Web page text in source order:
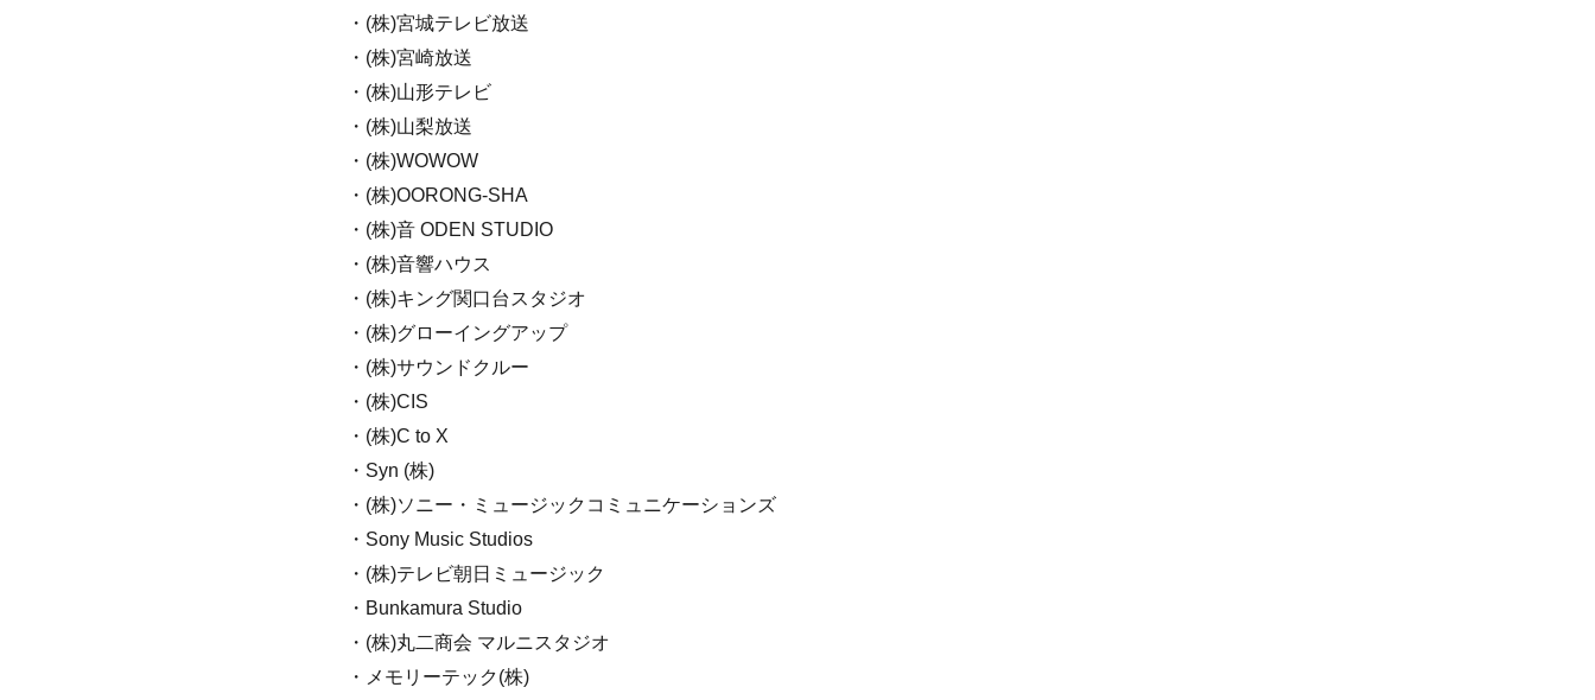
・(株)宮城テレビ放送
・(株)宮崎放送
・(株)山形テレビ
・(株)山梨放送
・(株)WOWOW
・(株)OORONG-SHA
・(株)音 ODEN STUDIO
・(株)音響ハウス
・(株)キング関口台スタジオ
・(株)グローイングアップ
・(株)サウンドクルー
・(株)CIS
・(株)C to X
・Syn (株)
・(株)ソニー・ミュージックコミュニケーションズ
・Sony Music Studios
・(株)テレビ朝日ミュージック
・Bunkamura Studio
・(株)丸二商会 マルニスタジオ
・メモリーテック(株)